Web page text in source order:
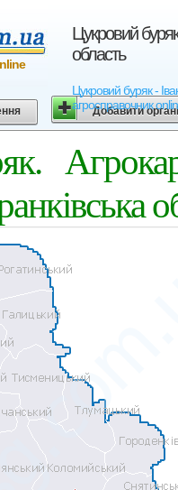
Цукровий
область
Цукровий буряк -
агросправочник
Добавити